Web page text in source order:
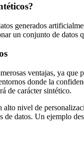
generados
un conjunto de datos
ventajas, ya
donde la
de carácter sintético.
alto nivel de
de datos. Un ejemplo